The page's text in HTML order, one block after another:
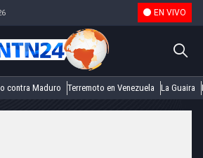
EN VIVO
contra Maduro Terremoto en Venezuela La Guaira